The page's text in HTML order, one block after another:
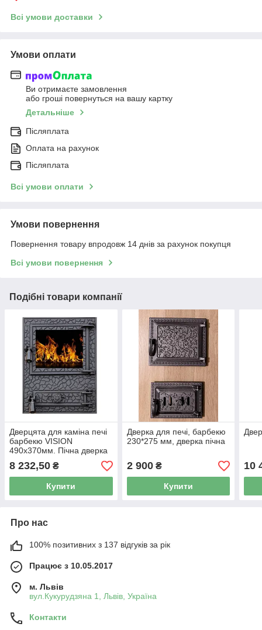
Всі умови доставки
Умови оплати
Ви отримаєте замовлення
або гроші повернуться на вашу картку
Детальніше
Післяплата
Оплата на рахунок
Післяплата
Всі умови оплати
Умови повернення
Повернення товару впродовж 14 днів за рахунок покупця
Всі умови повернення
Подібні товари компанії
Дверцята для каміна печі
барбекю VISION
490x370мм. Пічна дверка
зі склом
8 232,50 ₴
Купити
Дверка для печі, барбекю
230*275 мм, дверка пічна
2 900₴
Купити
10
Про нас
100% позитивних з 137 відгуків за рік
Працює з 10.05.2017
м. Львів
вул.Кукурудзяна 1, Львів, Україна
Контакти